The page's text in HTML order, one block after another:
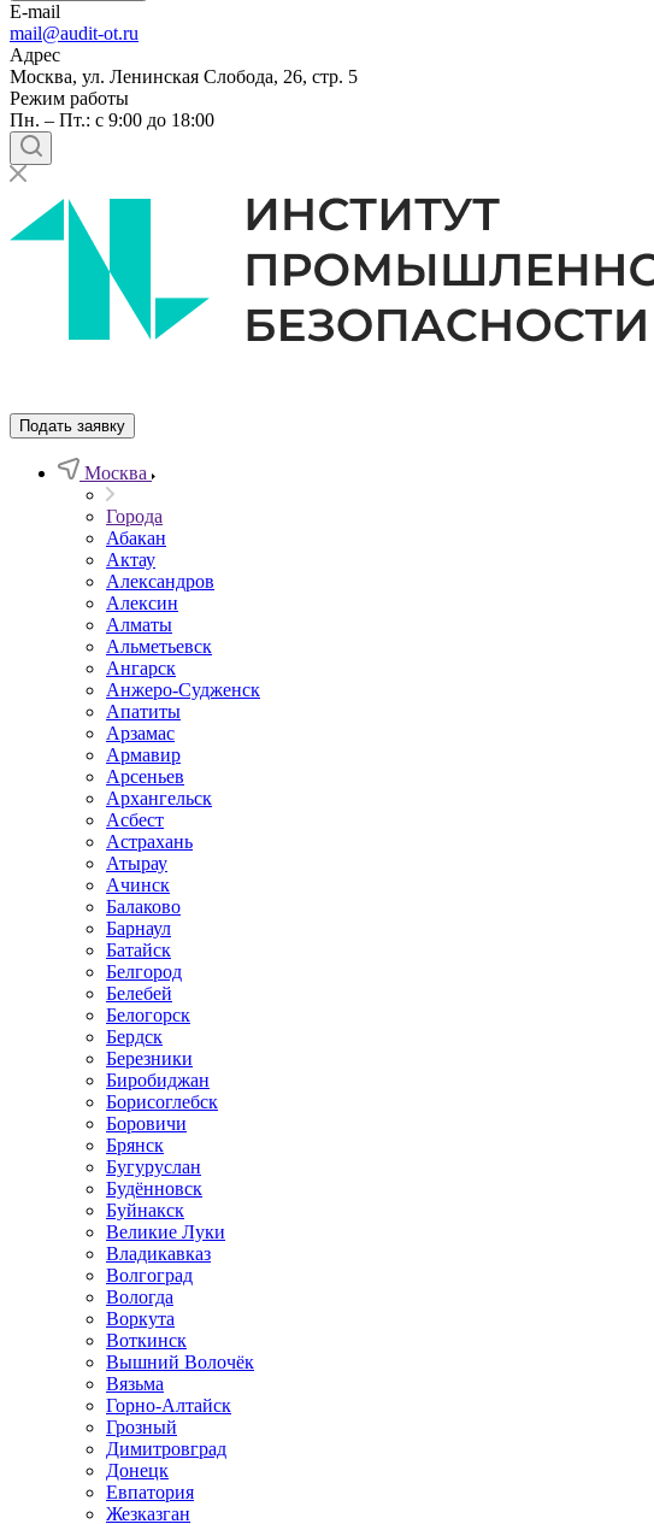
E-mail
mail@audit-ot.ru
Адрес
Москва, ул. Ленинская Слобода, 26, стр. 5
Режим работы
Пн. – Пт.: с 9:00 до 18:00
Подать заявку
Москва
Города
Абакан
Актау
Александров
Алексин
Алматы
Альметьевск
Ангарск
Анжеро-Судженск
Апатиты
Арзамас
Армавир
Арсеньев
Архангельск
Асбест
Астрахань
Атырау
Ачинск
Балаково
Барнаул
Батайск
Белгород
Белебей
Белогорск
Бердск
Березники
Биробиджан
Борисоглебск
Боровичи
Брянск
Бугуруслан
Будённовск
Буйнакск
Великие Луки
Владикавказ
Волгоград
Вологда
Воркута
Воткинск
Вышний Волочёк
Вязьма
Горно-Алтайск
Грозный
Димитровград
Донецк
Евпатория
Жезказган